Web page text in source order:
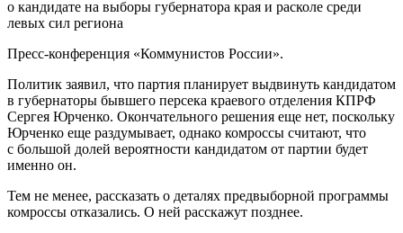
Пресс-конференция «Коммунистов России».
Политик заявил, что партия планирует выдвинуть кандидатом
в губернаторы бывшего персека краевого отделения КПРФ
Сергея Юрченко. Окончательного решения еще нет, поскольку
Юрченко еще раздумывает, однако комроссы считают, что
с большой долей вероятности кандидатом от партии будет
именно он.
Тем не менее, рассказать о деталях предвыборной программы
комроссы отказались. О ней расскажут позднее.